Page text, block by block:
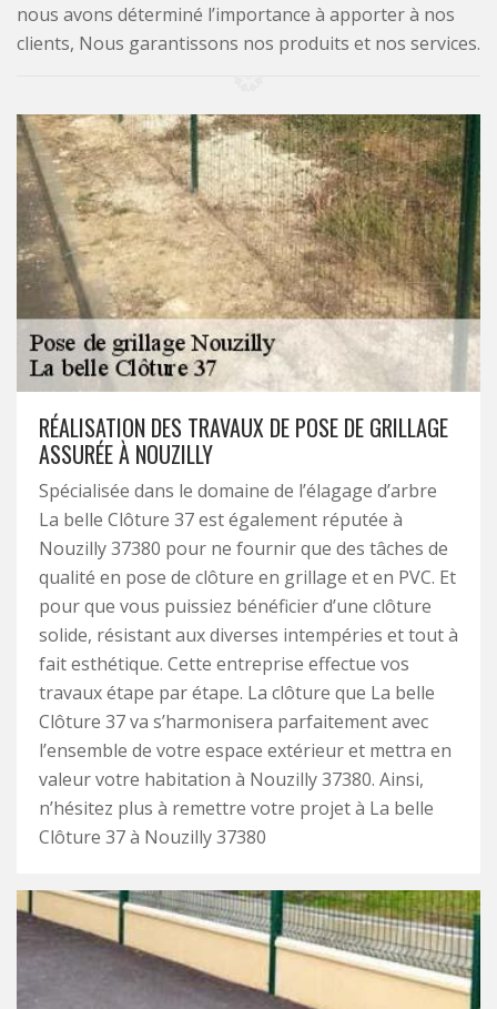
nous avons déterminé l’importance à apporter à nos
clients, Nous garantissons nos produits et nos services.
RÉALISATION DES TRAVAUX DE POSE DE GRILLAGE
ASSURÉE À NOUZILLY
Spécialisée dans le domaine de l’élagage d’arbre
La belle Clôture 37 est également réputée à
Nouzilly 37380 pour ne fournir que des tâches de
qualité en pose de clôture en grillage et en PVC. Et
pour que vous puissiez bénéficier d’une clôture
solide, résistant aux diverses intempéries et tout à
fait esthétique. Cette entreprise effectue vos
travaux étape par étape. La clôture que La belle
Clôture 37 va s’harmonisera parfaitement avec
l’ensemble de votre espace extérieur et mettra en
valeur votre habitation à Nouzilly 37380. Ainsi,
n’hésitez plus à remettre votre projet à La belle
Clôture 37 à Nouzilly 37380